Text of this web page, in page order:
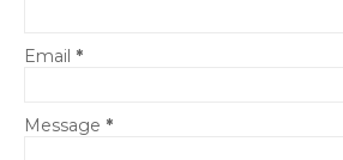
Email *
Message *